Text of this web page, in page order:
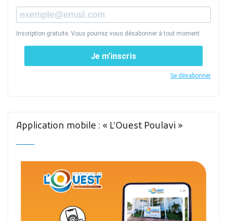
Inscription gratuite. Vous pourrez vous désabonner à tout moment.
Je m’inscris
Se désabonner
Application mobile : « L’Ouest Poulavi »